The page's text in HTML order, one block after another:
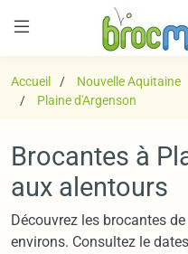
Accueil Nouvelle Aquitaine
Plaine d'Argenson
Brocantes à
aux alentours
Découvrez les brocantes
environs. Consultez le